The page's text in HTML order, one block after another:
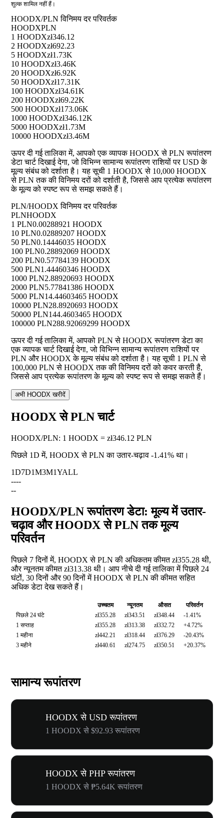
शुल्क शामिल नहीं हैं।
HOODX/PLN विनिमय दर परिवर्तक
HOODXPLN
1 HOODXzł346.12
2 HOODXzł692.23
5 HOODXzł1.73K
10 HOODXzł3.46K
20 HOODXzł6.92K
50 HOODXzł17.31K
100 HOODXzł34.61K
200 HOODXzł69.22K
500 HOODXzł173.06K
1000 HOODXzł346.12K
5000 HOODXzł1.73M
10000 HOODXzł3.46M
ऊपर दी गई तालिका में, आपको एक व्यापक HOODX से PLN रूपांतरण
डेटा चार्ट दिखाई देगा, जो विभिन्न सामान्य रूपांतरण राशियों पर USD के
मूल्य संबंध को दर्शाता है। यह सूची 1 HOODX से 10,000 HOODX
से PLN तक की विनिमय दरों को दर्शाती है, जिससे आप प्रत्येक रूपांतरण
के मूल्य को स्पष्ट रूप से समझ सकते हैं।
PLN/HOODX विनिमय दर परिवर्तक
PLNHOODX
1 PLN0.00288921 HOODX
10 PLN0.02889207 HOODX
50 PLN0.14446035 HOODX
100 PLN0.28892069 HOODX
200 PLN0.57784139 HOODX
500 PLN1.44460346 HOODX
1000 PLN2.88920693 HOODX
2000 PLN5.77841386 HOODX
5000 PLN14.44603465 HOODX
10000 PLN28.8920693 HOODX
50000 PLN144.4603465 HOODX
100000 PLN288.92069299 HOODX
ऊपर दी गई तालिका में, आपको PLN से HOODX रूपांतरण डेटा का
एक व्यापक चार्ट दिखाई देगा, जो विभिन्न सामान्य रूपांतरण राशियों पर
PLN और HOODX के मूल्य संबंध को दर्शाता है। यह सूची 1 PLN से
100,000 PLN से HOODX तक की विनिमय दरों को कवर करती है,
जिससे आप प्रत्येक रूपांतरण के मूल्य को स्पष्ट रूप से समझ सकते हैं।
अभी HOODX खरीदें
HOODX से PLN चार्ट
HOODX/PLN: 1 HOODX = zł346.12 PLN
पिछले 1D में, HOODX से PLN का उतार-चढ़ाव -1.41% था।
1D7D1M3M1YALL
----
--
HOODX/PLN रूपांतरण डेटा: मूल्य में उतार-
चढ़ाव और HOODX से PLN तक मूल्य
परिवर्तन
पिछले 7 दिनों में, HOODX से PLN की अधिकतम कीमत zł355.28 थी,
और न्यूनतम कीमत zł313.38 थी। आप नीचे दी गई तालिका में पिछले 24
घंटों, 30 दिनों और 90 दिनों में HOODX से PLN की कीमत सहित
अधिक डेटा देख सकते हैं।
उच्चतम न्यूनतम औसत
परिवर्तन
पिछले 24 घंटे
zł355.28 zł343.51 zł348.44
-1.41%
1 सप्ताह
zł355.28 zł313.38 zł332.72
+4.72%
1 महीना
zł442.21 zł318.44 zł376.29
-20.43%
3 महीने
zł440.61 zł274.75 zł350.51 +20.37%
सामान्य रूपांतरण
HOODX से USD रूपांतरण
1 HOODX से $92.93 रूपांतरण
HOODX से PHP रूपांतरण
1 HOODX से ₱5.64K रूपांतरण